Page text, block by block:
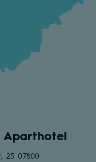
Aparthotel
25 07800